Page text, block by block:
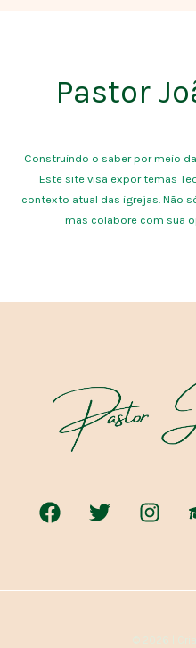
Pastor
Construindo o saber por meio
Este site visa expor temas
contexto atual das igrejas. Não
mas colabore com sua